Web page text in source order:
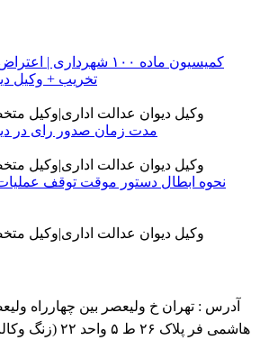
کمیسیون ماده ۱۰۰
تخریب + وکیل
مدت زمان صدور رای در
نحوه ابطال دستور موقت توقف
آدرس : تهران خ ولیعصر بین چهارراه
هاشمی فر پلاک ۲۶ ط ۵ واحد ۲۲ (زنگ وکالت و دندانپزشکی)